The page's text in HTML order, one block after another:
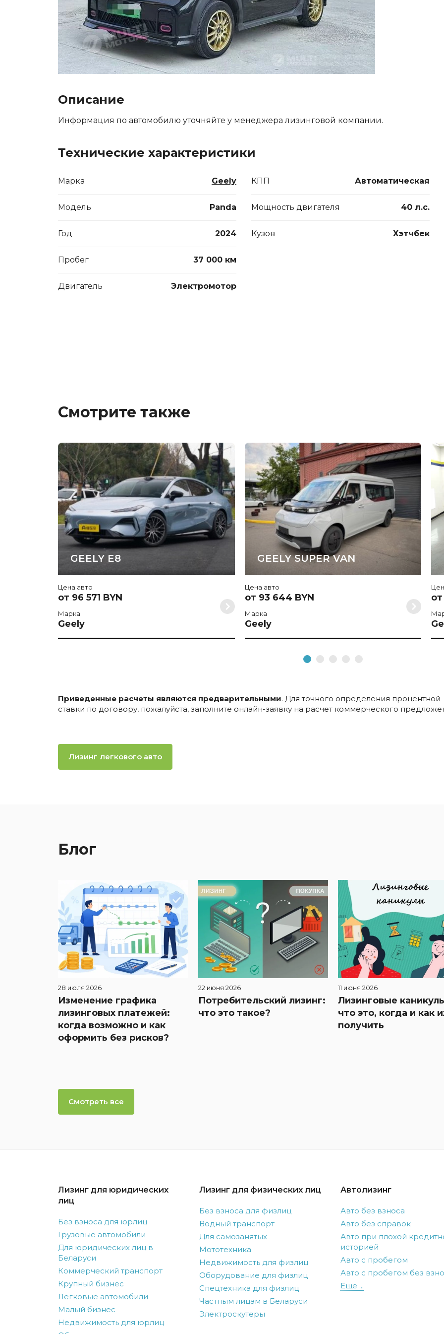
Описание
Информация по автомобилю уточняйте у менеджера лизинговой компании.
Технические характеристики
Марка Geely
Модель Panda
Год 2024
Пробег 37 000 км
Двигатель Электромотор
КПП Автоматическая
Мощность двигателя 40 л.с.
Кузов Хэтчбек
Смотрите также
GEELY E8
Цена авто
от 96 571 BYN
Марка
Geely
GEELY SUPER VAN
Цена авто
от 93 644 BYN
Марка
Geely
Приведенные расчеты являются предварительными. Для точного определения процентной
ставки по договору, пожалуйста, заполните онлайн-заявку на расчет коммерческого
Лизинг легкового авто
Блог
28 июля 2026
Изменение графика
лизинговых платежей:
когда возможно и как
оформить без рисков?
22 июня 2026
Потребительский лизинг:
что это такое?
11 июня 2026
Лизинговые
что это, когда и как
получить
Смотреть все
Лизинг для юридических
лиц
Без взноса для юрлиц
Грузовые автомобили
Для юридических лиц в
Беларуси
Коммерческий транспорт
Крупный бизнес
Легковые автомобили
Малый бизнес
Недвижимость для юрлиц
Лизинг для физических лиц
Без взноса для физлиц
Водный транспорт
Для самозанятых
Мототехника
Недвижимость для физлиц
Оборудование для физлиц
Спецтехника для физлиц
Частным лицам в Беларуси
Электроскутеры
Автолизинг
Авто без взноса
Авто без справок
Авто при плохой
историей
Авто с пробегом
Авто с пробегом без
Еще ...